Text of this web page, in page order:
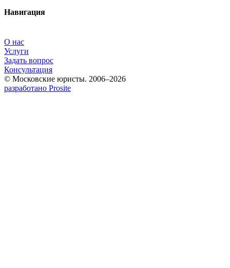
Навигация
О нас
Услуги
Задать вопрос
Консультация
© Московские юристы. 2006–2026
разработано Prosite